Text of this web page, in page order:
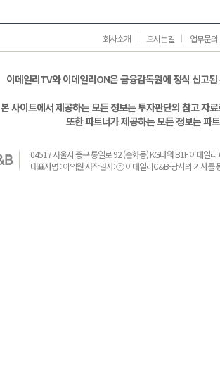
회사소개 오시는길 업무문의
이데일리TV와 이데일리ON은 금융감독원에 정식 신고
본 사이트에서 제공하는 모든 정보는 투자판단의 참고 자
또한 파트너가 제공하는 모든 정보는 파
04517 서울시 중구 통일로 92 (순화동) KG타워 B1F 이데일
대표자명 : 이익원 저작권자: ⓒ 이데일리C&B-당사의 기사를